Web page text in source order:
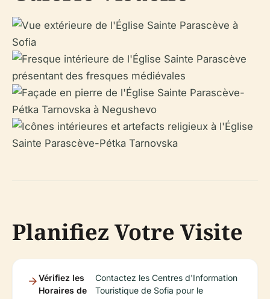
Planifiez Votre Visite
Vérifiez les
Horaires de
Contactez les Centres d'Information
Touristique de Sofia pour le